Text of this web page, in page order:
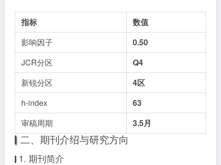
指标
数值
影响因子
0.50
JCR分区
Q4
新锐分区
4区
h-index
63
审稿周期
3.5月
二、期刊介绍与研究方向
1. 期刊简介